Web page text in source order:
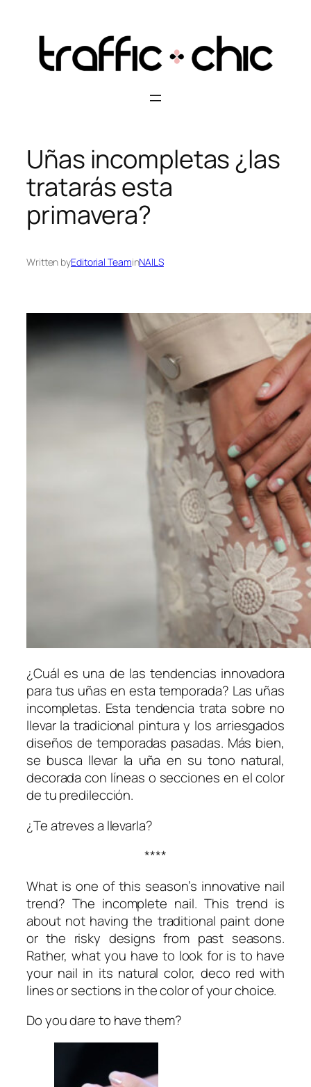
content
Uñas incompletas ¿las
tratarás esta
primavera?
Written byEditorial TeaminNAILS
¿Cuál es una de las tendencias innovadora
para tus uñas en esta temporada? Las uñas
incompletas. Esta tendencia trata sobre no
llevar la tradicional pintura y los arriesgados
diseños de temporadas pasadas. Más bien,
se busca llevar la uña en su tono natural,
decorada con líneas o secciones en el color
de tu predilección.
¿Te atreves a llevarla?
****
What is one of this season’s innovative nail
trend? The incomplete nail. This trend is
about not having the traditional paint done
or the risky designs from past seasons.
Rather, what you have to look for is to have
your nail in its natural color, deco red with
lines or sections in the color of your choice.
Do you dare to have them?